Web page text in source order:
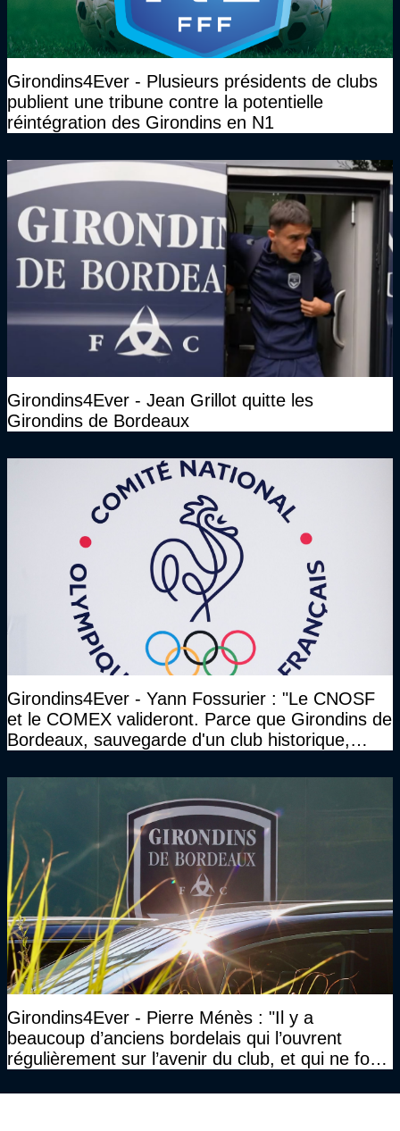
Girondins4Ever - Plusieurs présidents de clubs
publient une tribune contre la potentielle
réintégration des Girondins en N1
Girondins4Ever - Jean Grillot quitte les
Girondins de Bordeaux
Girondins4Ever - Yann Fossurier : "Le CNOSF
et le COMEX valideront. Parce que Girondins de
Bordeaux, sauvegarde d'un club historique,
Girondins4Ever - Pierre Ménès : "Il y a
beaucoup d’anciens bordelais qui l’ouvrent
régulièrement sur l’avenir du club, et qui ne font